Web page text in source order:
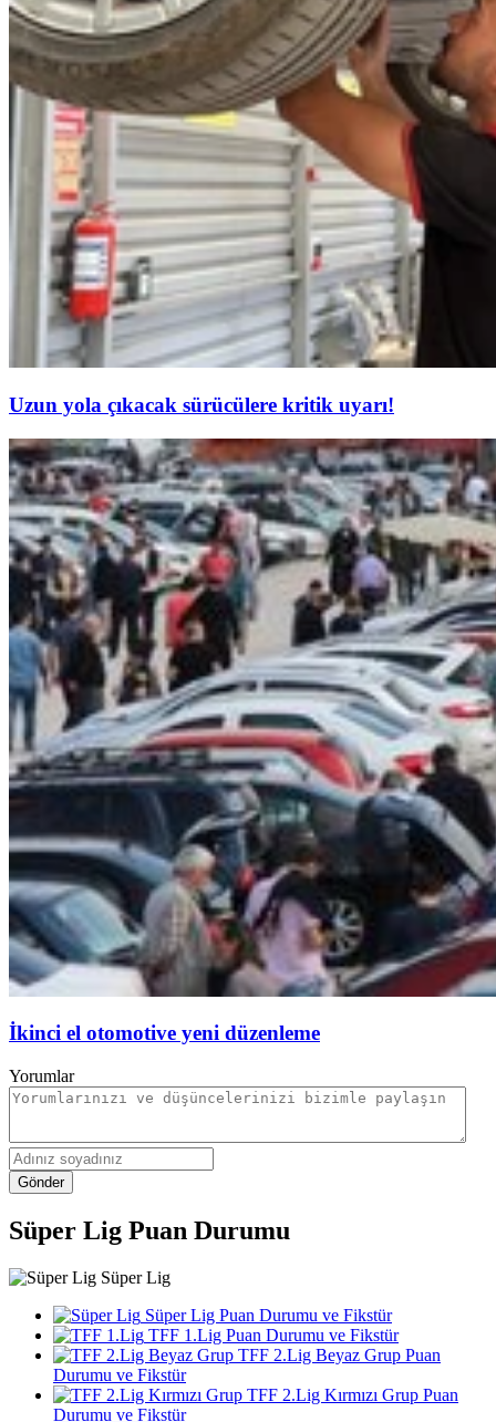
Uzun yola çıkacak sürücülere kritik uyarı!
İkinci el otomotive yeni düzenleme
Yorumlar
Gönder
Süper Lig Puan Durumu
Süper Lig
Süper Lig Puan Durumu ve Fikstür
TFF 1.Lig Puan Durumu ve Fikstür
TFF 2.Lig Beyaz Grup Puan
Durumu ve Fikstür
TFF 2.Lig Kırmızı Grup Puan
Durumu ve Fikstür